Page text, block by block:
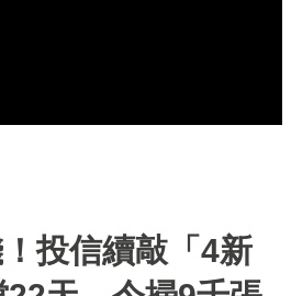
投信續敲「4新